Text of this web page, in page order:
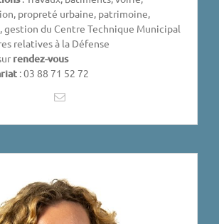
propreté urbaine, patrimoine,
gestion du Centre Technique Municipal
relatives à la Défense
rendez-vous
: 03 88 71 52 72